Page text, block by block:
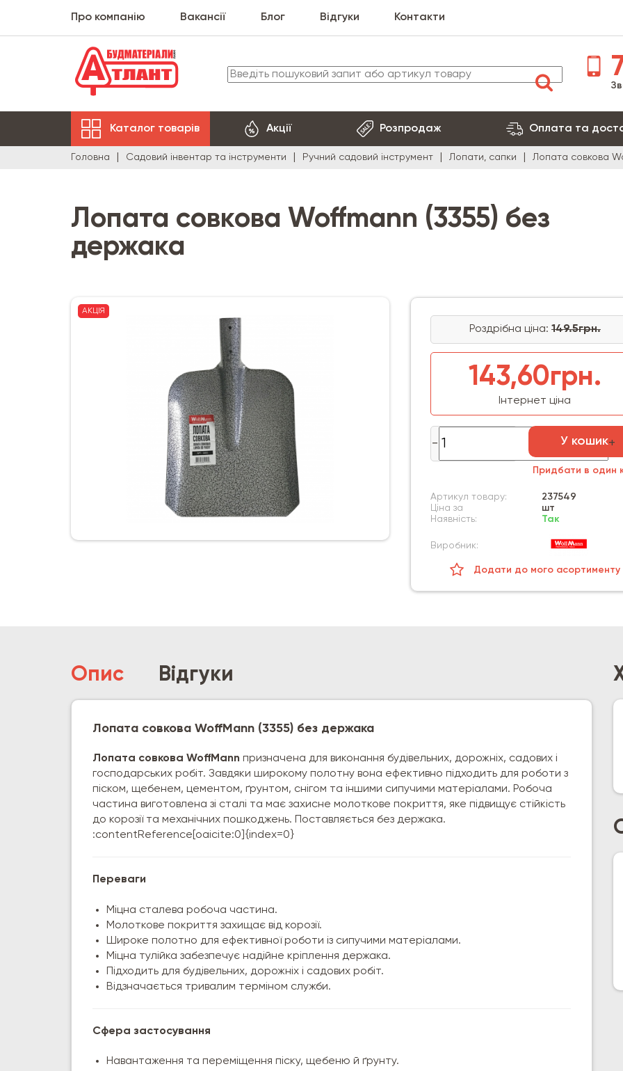
Про компанію Вакансії Блог Відгуки Контакти
Каталог товарів Акції Розпродаж Оплата та
Головна Садовий інвентар та інструменти Ручний садовий інструмент Лопати, сапки Лопата совкова
Лопата совкова Woffmann (3355) без
держака
АКЦІЯ
Роздрібна ціна: 149.5грн.
143,60грн.
Інтернет ціна
У кошик
Придбати в один
Артикул товару:
237549
Ціна за
шт
Наявність:
Так
Виробник:
Додати до мого асортименту
Опис Відгуки
Лопата совкова WoffMann (3355) без держака
Лопата совкова WoffMann призначена для виконання будівельних, дорожніх, садових і
господарських робіт. Завдяки широкому полотну вона ефективно підходить для роботи з
піском, щебенем, цементом, ґрунтом, снігом та іншими сипучими матеріалами. Робоча
частина виготовлена зі сталі та має захисне молоткове покриття, яке підвищує стійкість
до корозії та механічних пошкоджень. Поставляється без держака.
:contentReference[oaicite:0]{index=0}
Переваги
Міцна сталева робоча частина.
Молоткове покриття захищає від корозії.
Широке полотно для ефективної роботи із сипучими матеріалами.
Міцна тулійка забезпечує надійне кріплення держака.
Підходить для будівельних, дорожніх і садових робіт.
Відзначається тривалим терміном служби.
Сфера застосування
Навантаження та переміщення піску, щебеню й ґрунту.